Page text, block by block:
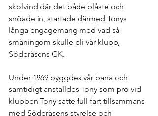
skolvind där det både blåste och
snöade in, startade därmed Tonys
långa engagemang med vad så
småningom skulle bli vår klubb,
Söderåsens GK.
Under 1969 byggdes vår bana och
samtidigt anställdes Tony som pro vid
klubben.Tony satte full fart tillsammans
med Söderåsens styrelse och